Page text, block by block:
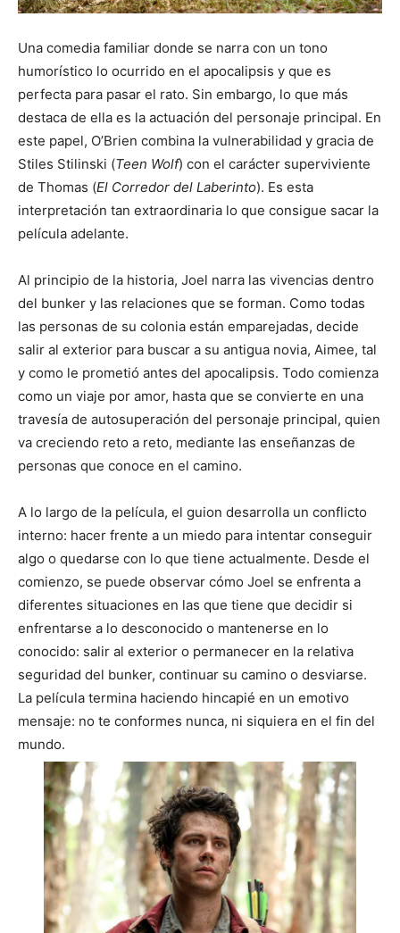
Una comedia familiar donde se narra con un tono
humorístico lo ocurrido en el apocalipsis y que es
perfecta para pasar el rato. Sin embargo, lo que más
destaca de ella es la actuación del personaje principal. En
este papel, O’Brien combina la vulnerabilidad y gracia de
Stiles Stilinski (Teen Wolf) con el carácter superviviente
de Thomas (El Corredor del Laberinto). Es esta
interpretación tan extraordinaria lo que consigue sacar la
película adelante.
Al principio de la historia, Joel narra las vivencias dentro
del bunker y las relaciones que se forman. Como todas
las personas de su colonia están emparejadas, decide
salir al exterior para buscar a su antigua novia, Aimee, tal
y como le prometió antes del apocalipsis. Todo comienza
como un viaje por amor, hasta que se convierte en una
travesía de autosuperación del personaje principal, quien
va creciendo reto a reto, mediante las enseñanzas de
personas que conoce en el camino.
A lo largo de la película, el guion desarrolla un conflicto
interno: hacer frente a un miedo para intentar conseguir
algo o quedarse con lo que tiene actualmente. Desde el
comienzo, se puede observar cómo Joel se enfrenta a
diferentes situaciones en las que tiene que decidir si
enfrentarse a lo desconocido o mantenerse en lo
conocido: salir al exterior o permanecer en la relativa
seguridad del bunker, continuar su camino o desviarse.
La película termina haciendo hincapié en un emotivo
mensaje: no te conformes nunca, ni siquiera en el fin del
mundo.